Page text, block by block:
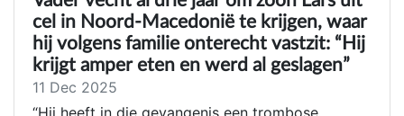
cel in Noord-Macedonië te krijgen, waar
hij volgens familie onterecht vastzit: “Hij
krijgt amper eten en werd al geslagen”
11 Dec 2025